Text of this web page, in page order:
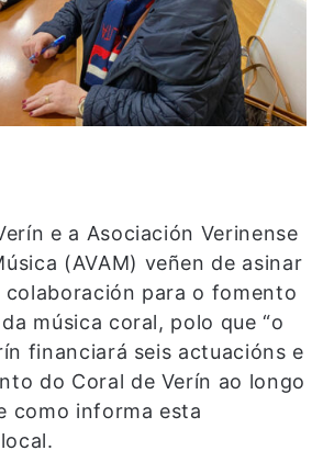
e a Asociación Verinense
(AVAM) veñen de asinar
colaboración para o fomento
música coral, polo que “o
financiará seis actuacións e
do Coral de Verín ao longo
como informa esta